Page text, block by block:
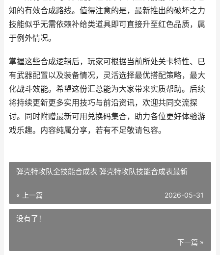
知的有效合成路线。值得注意的是，最新推出的破坏之力
技能似乎无需依赖补给类道具即可直接升至红色品质，属
于例外情况。
掌握这些合成逻辑后，玩家可根据当前所处关卡特性、已
有武器配置以及装备情况，灵活选择最优搭配策略，最大
化战斗效能。希望这份汇总能为大家带来实质帮助。后续
将持续更新更多实用技巧与前沿资讯，欢迎共同交流探
讨。同时附赠最新可用兑换码集合，助力各位更好体验游
戏乐趣。内容纯属分享，若有不足敬请包容。
弹壳特攻队全技能合成表 弹壳特攻队技能合成表最新
« 上一篇 2026-05-31
没有了！
下一篇 »